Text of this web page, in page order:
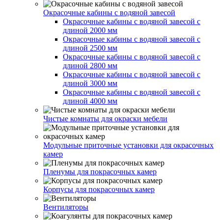
Окрасочные кабины с водяной завесой
Окрасочные кабины с водяной завесой с
длиной 2000 мм
Окрасочные кабины с водяной завесой с
длиной 2500 мм
Окрасочные кабины с водяной завесой с
длиной 2800 мм
Окрасочные кабины с водяной завесой с
длиной 3000 мм
Окрасочные кабины с водяной завесой с
длиной 4000 мм
Чистые комнаты для окраски мебели
Модульные приточные установки для окрасочных
камер
Пленумы для покрасочных камер
Корпусы для покрасочных камер
Вентиляторы